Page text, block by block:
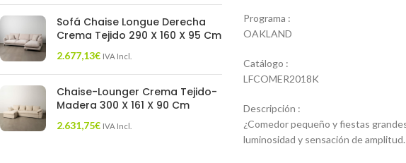
Sofá Chaise Longue Derecha
Crema Tejido 290 X 160 X 95 Cm
2.677,13€ IVA Incl.
Chaise-Lounger Crema Tejido-
Madera 300 X 161 X 90 Cm
2.631,75€ IVA Incl.
Programa :
OAKLAND
Catálogo :
LFCOMER2018K
Descripción :
¿Comedor pequeño y fiestas
luminosidad y sensación de